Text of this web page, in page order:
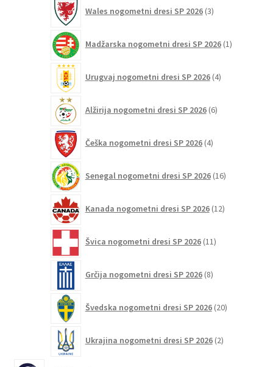
Wales nogometni dresi SP 2026 3izdelki
Madžarska nogometni dresi SP 2026 1izdelek
Urugvaj nogometni dresi SP 2026 4izdelki
Alžirija nogometni dresi SP 2026 6izdelkov
Češka nogometni dresi SP 2026 4izdelki
Senegal nogometni dresi SP 2026 16izdelkov
Kanada nogometni dresi SP 2026 12izdelkov
Švica nogometni dresi SP 2026 11izdelkov
Grčija nogometni dresi SP 2026 8izdelkov
Švedska nogometni dresi SP 2026 20izdelkov
Ukrajina nogometni dresi SP 2026 2izdelka